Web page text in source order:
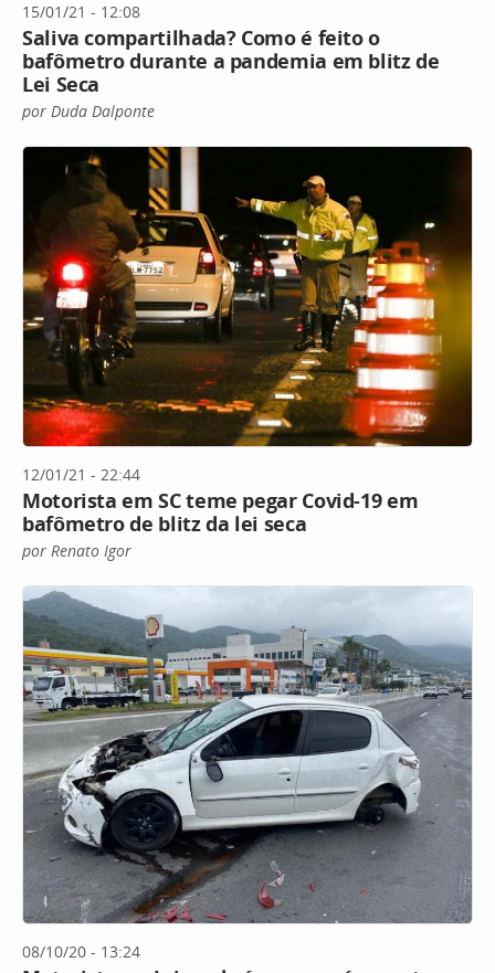
15/01/21 - 12:08
Saliva compartilhada? Como é feito o
bafômetro durante a pandemia em blitz de
Lei Seca
por Duda Dalponte
12/01/21 - 22:44
Motorista em SC teme pegar Covid-19 em
bafômetro de blitz da lei seca
por Renato Igor
08/10/20 - 13:24